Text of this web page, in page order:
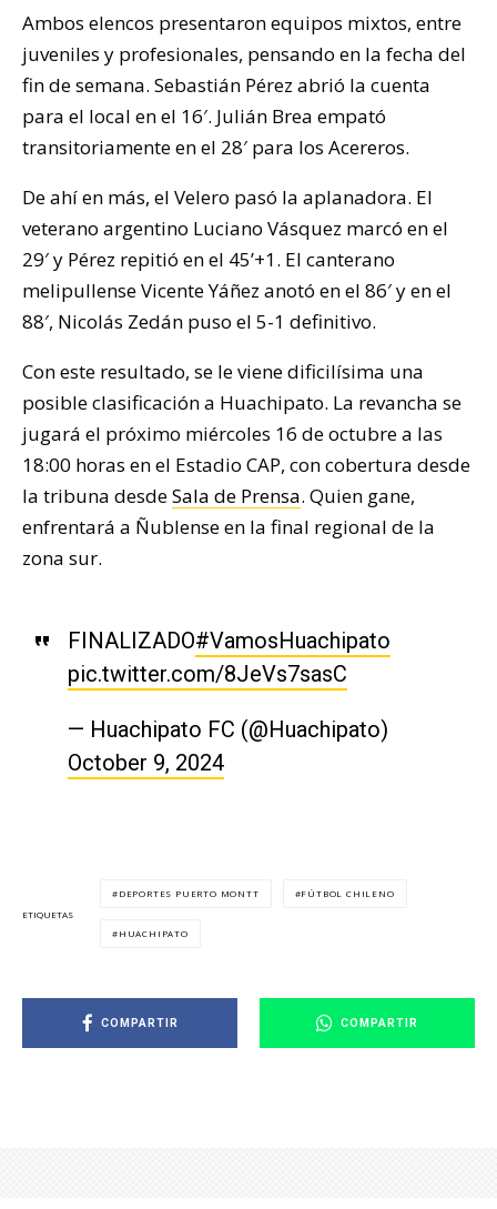
Ambos elencos presentaron equipos mixtos, entre
juveniles y profesionales, pensando en la fecha del
fin de semana. Sebastián Pérez abrió la cuenta
para el local en el 16′. Julián Brea empató
transitoriamente en el 28′ para los Acereros.
De ahí en más, el Velero pasó la aplanadora. El
veterano argentino Luciano Vásquez marcó en el
29′ y Pérez repitió en el 45’+1. El canterano
melipullense Vicente Yáñez anotó en el 86′ y en el
88′, Nicolás Zedán puso el 5-1 definitivo.
Con este resultado, se le viene dificilísima una
posible clasificación a Huachipato. La revancha se
jugará el próximo miércoles 16 de octubre a las
18:00 horas en el Estadio CAP, con cobertura desde
la tribuna desdeSala de Prensa. Quien gane,
enfrentará a Ñublense en la final regional de la
zona sur.
FINALIZADO#VamosHuachipato
pic.twitter.com/8JeVs7sasC
— Huachipato FC (@Huachipato)
October 9, 2024
ETIQUETAS
DEPORTES PUERTO MONTT FÚTBOL CHILENO
HUACHIPATO
COMPARTIR COMPARTIR